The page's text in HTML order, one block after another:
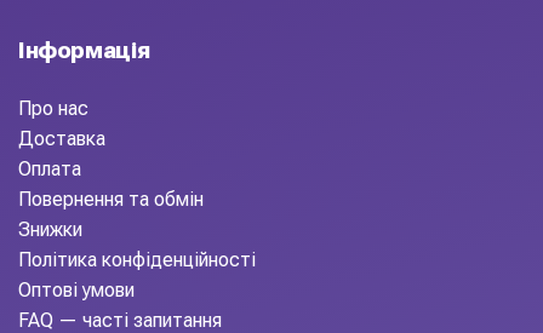
Інформація
Про нас
Доставка
Оплата
Повернення та обмін
Знижки
Політика конфіденційності
Оптові умови
FAQ — часті запитання